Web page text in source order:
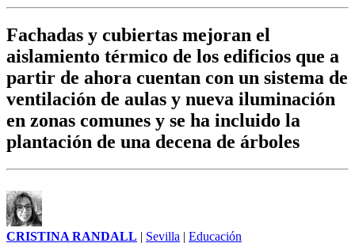
Fachadas y cubiertas mejoran el
aislamiento térmico de los edificios que a
partir de ahora cuentan con un sistema de
ventilación de aulas y nueva iluminación
en zonas comunes y se ha incluido la
plantación de una decena de árboles
CRISTINA RANDALL | Sevilla | Educación